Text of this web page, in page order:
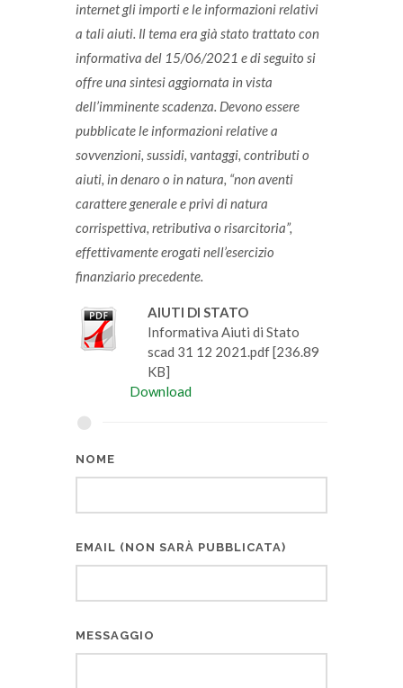
internet gli importi e le informazioni relativi
a tali aiuti. Il tema era già stato trattato con
informativa del 15/06/2021 e di seguito si
offre una sintesi aggiornata in vista
dell’imminente scadenza. Devono essere
pubblicate le informazioni relative a
sovvenzioni, sussidi, vantaggi, contributi o
aiuti, in denaro o in natura, “non aventi
carattere generale e privi di natura
corrispettiva, retributiva o risarcitoria”,
effettivamente erogati nell’esercizio
finanziario precedente.
AIUTI DI STATO
Informativa Aiuti di Stato
scad 31 12 2021.pdf [236.89
KB]
Download
NOME
EMAIL (NON SARÀ PUBBLICATA)
MESSAGGIO